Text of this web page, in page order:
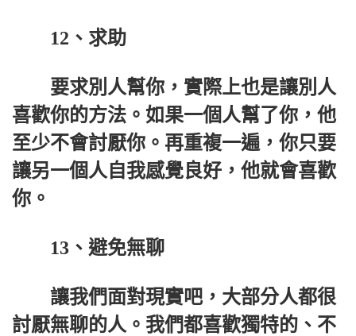
12、求助
要求別人幫你，實際上也是讓別人
喜歡你的方法。如果一個人幫了你，他
至少不會討厭你。再重複一遍，你只要
讓另一個人自我感覺良好，他就會喜歡
你。
13、避免無聊
讓我們面對現實吧，大部分人都很
討厭無聊的人。我們都喜歡獨特的、不